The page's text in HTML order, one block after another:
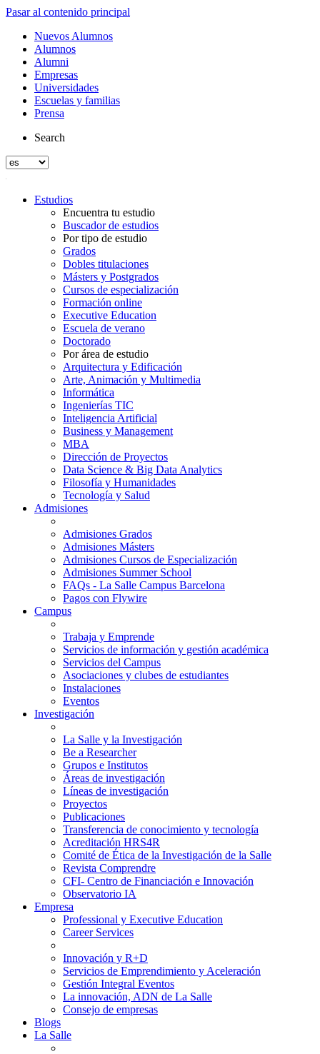
Pasar al contenido principal
Nuevos Alumnos
Alumnos
Alumni
Empresas
Universidades
Escuelas y familias
Prensa
Search
Estudios
Encuentra tu estudio
Buscador de estudios
Por tipo de estudio
Grados
Dobles titulaciones
Másters y Postgrados
Cursos de especialización
Formación online
Executive Education
Escuela de verano
Doctorado
Por área de estudio
Arquitectura y Edificación
Arte, Animación y Multimedia
Informática
Ingenierías TIC
Inteligencia Artificial
Business y Management
MBA
Dirección de Proyectos
Data Science & Big Data Analytics
Filosofía y Humanidades
Tecnología y Salud
Admisiones
Admisiones Grados
Admisiones Másters
Admisiones Cursos de Especialización
Admisiones Summer School
FAQs - La Salle Campus Barcelona
Pagos con Flywire
Campus
Trabaja y Emprende
Servicios de información y gestión académica
Servicios del Campus
Asociaciones y clubes de estudiantes
Instalaciones
Eventos
Investigación
La Salle y la Investigación
Be a Researcher
Grupos e Institutos
Áreas de investigación
Líneas de investigación
Proyectos
Publicaciones
Transferencia de conocimiento y tecnología
Acreditación HRS4R
Comité de Ética de la Investigación de la Salle
Revista Comprendre
CFI- Centro de Financiación e Innovación
Observatorio IA
Empresa
Professional y Executive Education
Career Services
Innovación y R+D
Servicios de Emprendimiento y Aceleración
Gestión Integral Eventos
La innovación, ADN de La Salle
Consejo de empresas
Blogs
La Salle